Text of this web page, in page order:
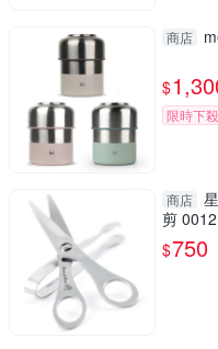
商店
$
限時下殺
商店
剪 0012
$750